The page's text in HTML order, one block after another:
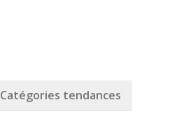
Catégories tendances